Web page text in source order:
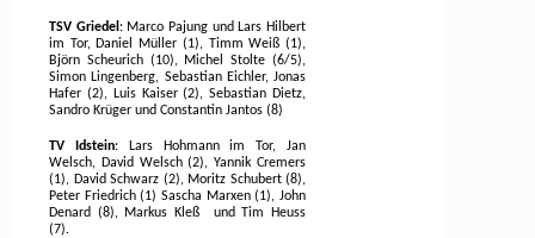
TSV Griedel : Marco Pajung und Lars Hilbert
im Tor, Daniel Müller (1), Timm Weiß (1),
Björn Scheurich (10), Michel Stolte (6/5),
Simon Lingenberg, Sebastian Eichler, Jonas
Hafer (2), Luis Kaiser (2), Sebastian Dietz,
Sandro Krüger und Constantin Jantos (8)
TV Idstein: Lars Hohmann im Tor, Jan
Welsch, David Welsch (2), Yannik Cremers
(1), David Schwarz (2), Moritz Schubert (8),
Peter Friedrich (1) Sascha Marxen (1), John
Denard (8), Markus Kleß
und Tim Heuss
(7).